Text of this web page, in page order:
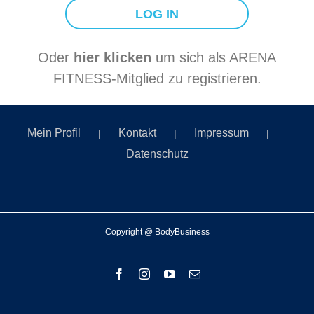
Oder hier klicken um sich als ARENA
FITNESS-Mitglied zu registrieren.
Mein Profil Kontakt
Impressum
Datenschutz
Copyright @ BodyBusiness
FacebookInstagramYouTube
E-